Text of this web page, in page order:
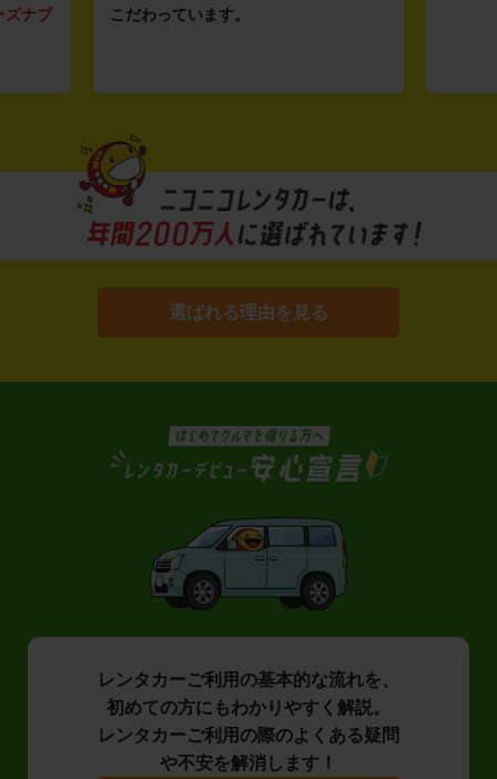
ズナブ
こだわっています。
選ばれる理由を見る
レンタカーご利用の基本的な流れを、
初めての方にもわかりやすく解説。
レンタカーご利用の際のよくある疑問
や不安を解消します！